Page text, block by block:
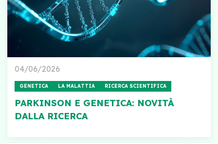
04/06/2026
GENETICA LA MALATTIA RICERCA SCIENTIFICA
PARKINSON E GENETICA: NOVITÀ
DALLA RICERCA